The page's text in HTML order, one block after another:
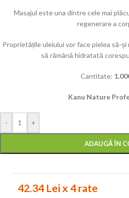
Masajul este una dintre cele mai
regenerare a
Proprietățile uleiului vor face pielea să-
să rămână hidratată
Cantitate:
Kanu Nature
- +
ADAUGĂ ÎN
42.34 Lei x 4 rate